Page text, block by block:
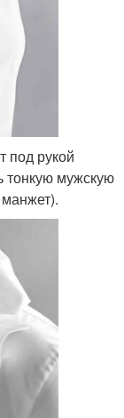
под рукой
тонкую мужскую